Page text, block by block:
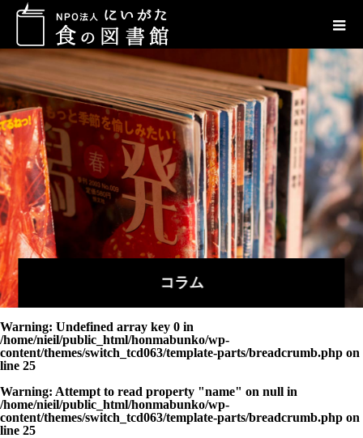
コラム
Warning: Undefined array key 0 in
/home/nieil/public_html/honmabunko/wp-
content/themes/switch_tcd063/template-parts/breadcrumb.php on
line 25
Warning: Attempt to read property "name" on null in
/home/nieil/public_html/honmabunko/wp-
content/themes/switch_tcd063/template-parts/breadcrumb.php on
line 25